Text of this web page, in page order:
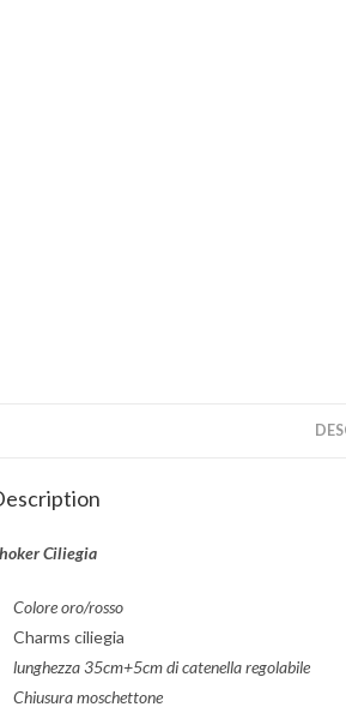
Ciliegia
Colore oro/rosso
Charms ciliegia
lunghezza 35cm+5cm di catenella regolabile
Chiusura moschettone